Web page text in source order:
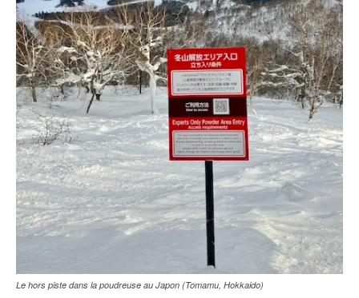
Le hors piste dans la poudreuse au Japon (Tomamu, Hokkaido)